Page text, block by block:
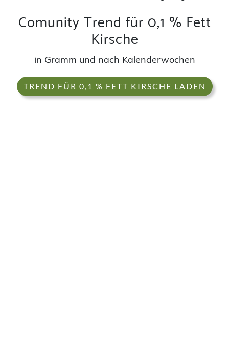
Comunity Trend für 0,1 % Fett
Kirsche
in Gramm und nach Kalenderwochen
TREND FÜR 0,1 % FETT KIRSCHE LADEN